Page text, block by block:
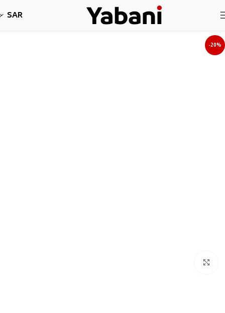
SAR
-20%
نأسف، لا نقبل طلبات حاليا بسبب توقف الشحن